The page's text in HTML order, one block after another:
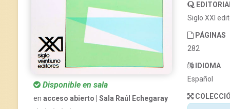
Disponible en sala
en acceso abierto | Sala Raúl Echegaray
Siglo XXI
PÁGINAS
282
IDIOMA
Español